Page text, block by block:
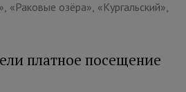
«Раковые озёра», «Кургальский»,
платное посещение